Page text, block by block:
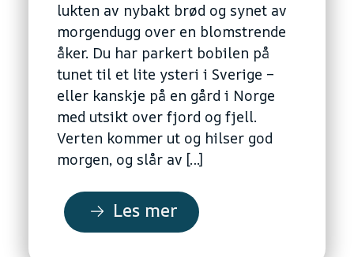
lukten av nybakt brød og synet av
morgendugg over en blomstrende
åker. Du har parkert bobilen på
tunet til et lite ysteri i Sverige –
eller kanskje på en gård i Norge
med utsikt over fjord og fjell.
Verten kommer ut og hilser god
morgen, og slår av […]
Les mer